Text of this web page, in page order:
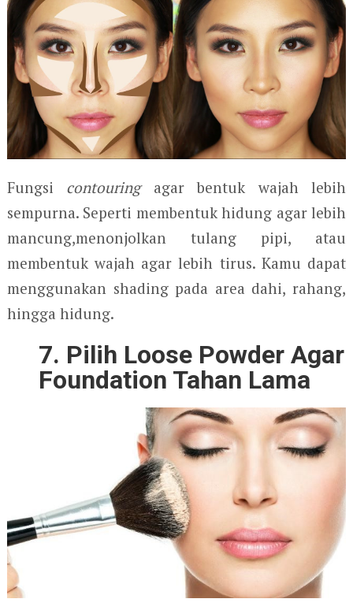
Fungsi contouringagar bentuk wajah lebih
sempurna. Seperti membentuk hidung agar lebih
mancung,menonjolkan tulang pipi, atau
membentuk wajah agar lebih tirus. Kamu dapat
menggunakan shading pada area dahi, rahang,
hingga hidung.
7. Pilih Loose Powder Agar
Foundation Tahan Lama